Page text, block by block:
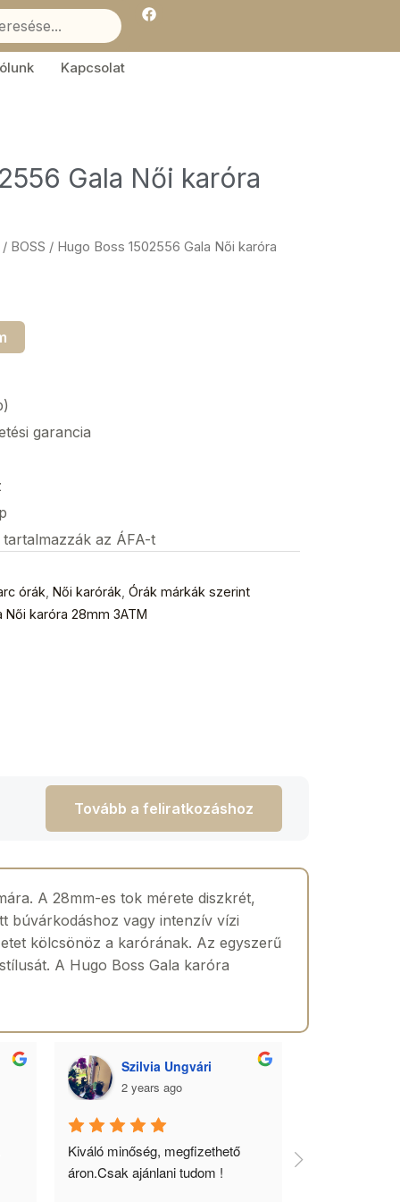
F
a
e
Kapcsolat
Gala Női karóra
/ BOSS / Hugo Boss 1502556 Gala Női karóra
garancia
az ÁFA-t
órák Női karórák Órák márkák szerint
Női karóra 28mm 3ATM
Tovább a feliratkozáshoz
A 28mm-es tok mérete diszkrét,
búvárkodáshoz vagy intenzív vízi
kölcsönöz a karórának. Az egyszerű
A Hugo Boss Gala karóra
Szilvia Ungvári
2 years ago
Kiváló minőség, megfizethető
áron.Csak ajánlani tudom !